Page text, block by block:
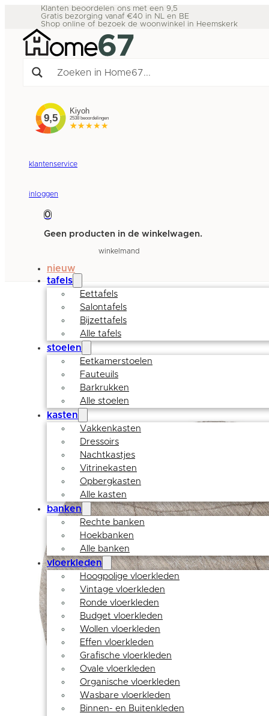
Klanten beoordelen ons met een 9,5
Gratis bezorging vanaf €40 in NL en BE
Shop online of bezoek de woonwinkel in Heemskerk
klantenservice
inloggen
0
Geen producten in de winkelwagen.
winkelmand
nieuw
tafels
Eettafels
Salontafels
Bijzettafels
Alle tafels
stoelen
Eetkamerstoelen
Fauteuils
Barkrukken
Alle stoelen
kasten
Vakkenkasten
Dressoirs
Nachtkastjes
Vitrinekasten
Opbergkasten
Alle kasten
banken
Rechte banken
Hoekbanken
Alle banken
vloerkleden
Hoogpolige vloerkleden
Vintage vloerkleden
Ronde vloerkleden
Budget vloerkleden
Wollen vloerkleden
Effen vloerkleden
Grafische vloerkleden
Ovale vloerkleden
Organische vloerkleden
Wasbare vloerkleden
Binnen- en Buitenkleden